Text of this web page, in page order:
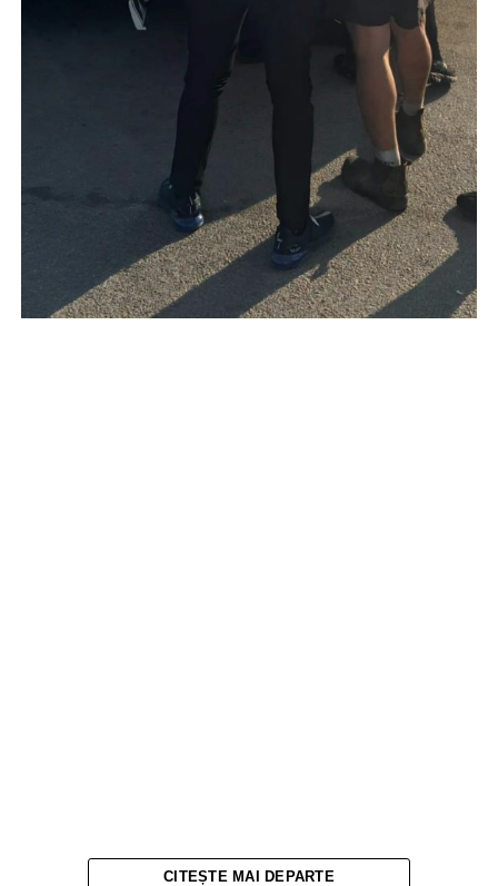
CITEȘTE MAI DEPARTE